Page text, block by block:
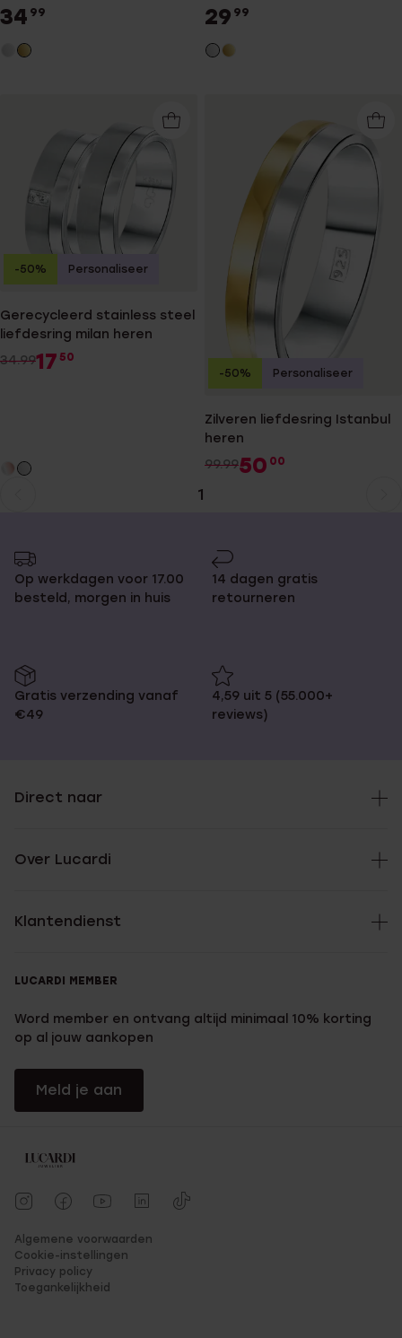
zirkonia voor dames
34 99 29 99
Gerecycleerd stainless steel
liefdesring milan heren
34.9917 50
-50% Personaliseer
Zilveren liefdesring Istanbul
heren
99.9950 00
-50% Personaliseer
1
Op werkdagen voor 17.00
besteld, morgen in huis
14 dagen gratis
retourneren
Gratis verzending vanaf
€49
4,59 uit 5 (55.000+
reviews)
Direct naar
Over Lucardi
Klantendienst
LUCARDI MEMBER
Word member en ontvang altijd minimaal 10% korting
op al jouw aankopen
Meld je aan
Algemene voorwaarden
Cookie-instellingen
Privacy policy
Toegankelijkheid